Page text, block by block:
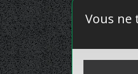
Vous ne